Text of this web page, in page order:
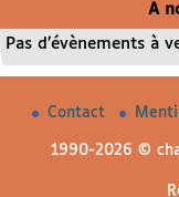
A
Pas d’évènements à
Contact
1990-2026 ©